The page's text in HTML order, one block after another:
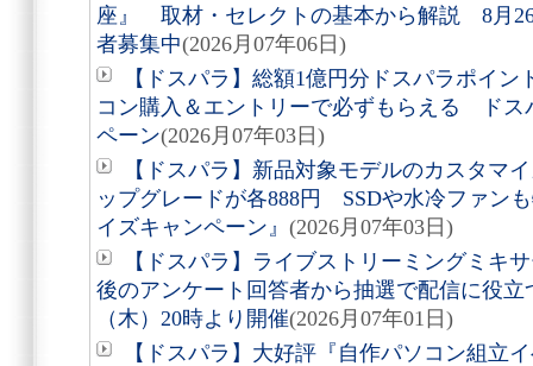
座』 取材・セレクトの基本から解説 8月
者募集中(2026月07年06日)
【ドスパラ】総額1億円分ドスパラポイ
コン購入＆エントリーで必ずもらえる ドス
ペーン(2026月07年03日)
【ドスパラ】新品対象モデルのカスタマ
ップグレードが各888円 SSDや水冷ファン
イズキャンペーン』 (2026月07年03日)
【ドスパラ】ライブストリーミングミキ
後のアンケート回答者から抽選で配信に役
（木）20時より開催(2026月07年01日)
【ドスパラ】大好評『自作パソコン組